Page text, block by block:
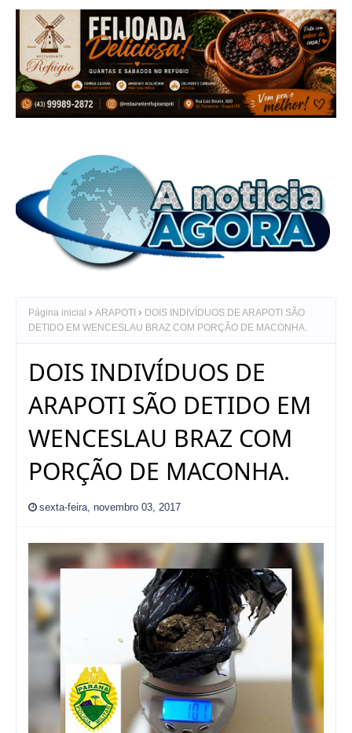
Página inicial ARAPOTI
DOIS INDIVÍDUOS DE ARAPOTI SÃO
DETIDO EM WENCESLAU BRAZ COM PORÇÃO DE MACONHA.
DOIS INDIVÍDUOS DE
ARAPOTI SÃO DETIDO EM
WENCESLAU BRAZ COM
PORÇÃO DE MACONHA.
sexta-feira, novembro 03, 2017